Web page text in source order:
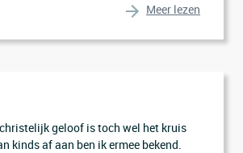
Meer lezen
geloof is toch wel het kruis
kinds af aan ben ik ermee bekend.